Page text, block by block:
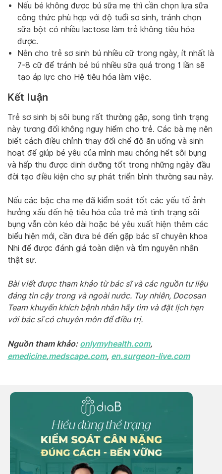
Nếu bé không được bú sữa mẹ thì cần chọn lựa sữa
công thức phù hợp với độ tuổi sơ sinh, tránh chọn
sữa bột có nhiều lactose làm trẻ không tiêu hóa
được.
Nên cho trẻ sơ sinh bú nhiều cữ trong ngày, ít nhất là
7-8 cữ để tránh bé bú nhiều sữa quá trong 1 lần sẽ
tạo áp lực cho Hệ tiêu hóa làm việc.
Kết luận
Trẻ sơ sinh bị sôi bụng rất thường gặp, song tình trạng
này tương đối không nguy hiểm cho trẻ. Các bà mẹ nên
biết cách điều chỉnh thay đổi chế độ ăn uống và sinh
hoạt để giúp bé yêu của mình mau chóng hết sôi bụng
và hấp thu được dinh dưỡng tốt trong những ngày đầu
đời tạo điều kiện cho sự phát triển bình thường sau này.
Nếu các bậc cha mẹ đã kiểm soát tốt các yếu tố ảnh
hưởng xấu đến hệ tiêu hóa của trẻ mà tình trạng sôi
bụng vẫn còn kéo dài hoặc bé yêu xuất hiện thêm các
biểu hiện mới, cần đưa bé đến gặp bác sĩ chuyên khoa
Nhi để được đánh giá toàn diện và tìm nguyên nhân
thật sự.
Bài viết được tham khảo từ bác sĩ và các nguồn tư liệu
đáng tin cậy trong và ngoài nước. Tuy nhiên, Docosan
Team khuyến khích bệnh nhân hãy tìm và đặt lịch hẹn
với bác sĩ có chuyên môn để điều trị.
Nguồn tham khảo: onlymyhealth.com,
emedicine.medscape.com, en.surgeon-live.com